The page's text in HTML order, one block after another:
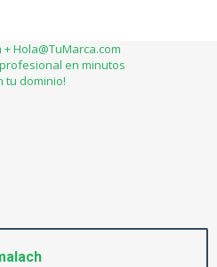
Hola@TuMarca.com
en minutos
tu dominio!